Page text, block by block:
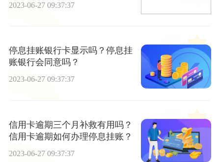
2023-06-27 09:37:37
停息挂账银行卡显示吗？停息挂
账银行会同意吗？
2023-06-27 09:37:37
信用卡逾期三个月补救有用吗？
信用卡逾期如何办理停息挂账？
2023-06-27 09:37:37